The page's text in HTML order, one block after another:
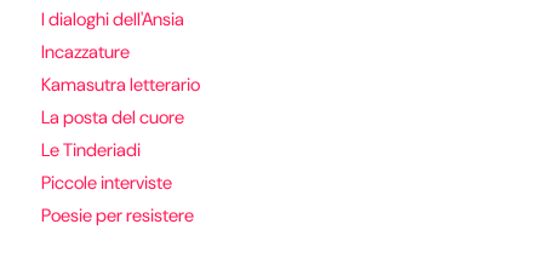
I dialoghi dell'Ansia
Incazzature
Kamasutra letterario
La posta del cuore
Le Tinderiadi
Piccole interviste
Poesie per resistere